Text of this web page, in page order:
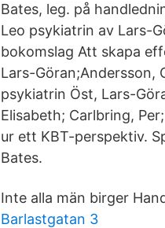
Bates, leg. på
Leo psykiatrin av Lars-
bokomslag Att skapa
Lars-Göran;Andersson,
psykiatrin Öst, Lars-
Elisabeth; Carlbring,
ur ett KBT-perspektiv.
Bates.
Inte alla män birger
Barlastgatan 3